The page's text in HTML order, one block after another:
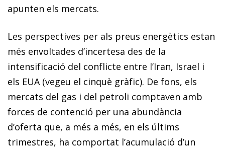
apunten els mercats.
Les perspectives per als preus energètics estan
més envoltades d’incertesa des de la
intensificació del conflicte entre l’Iran, Israel i
els EUA (vegeu el cinquè gràfic). De fons, els
mercats del gas i del petroli comptaven amb
forces de contenció per una abundància
d’oferta que, a més a més, en els últims
trimestres, ha comportat l’acumulació d’un